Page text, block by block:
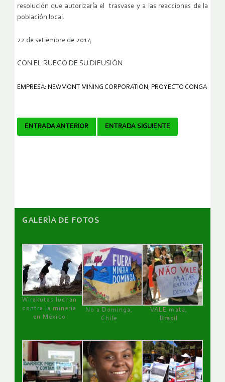
resolución que autorizaría el trasvase y a las reacciones de la
población local.
22 de setiembre de 2014
CON EL RUEGO DE SU DIFUSIÓN
EMPRESA: NEWMONT MINING CORPORATION , PROYECTO CONGA
Navegador
ENTRADA ANTERIOR ENTRADA SIGUIENTE
GALERÌA DE FOTOS
Wirakutas luchan
contra la minería
en México
No a Dominga,
Chile
VALE mata,
Brasil